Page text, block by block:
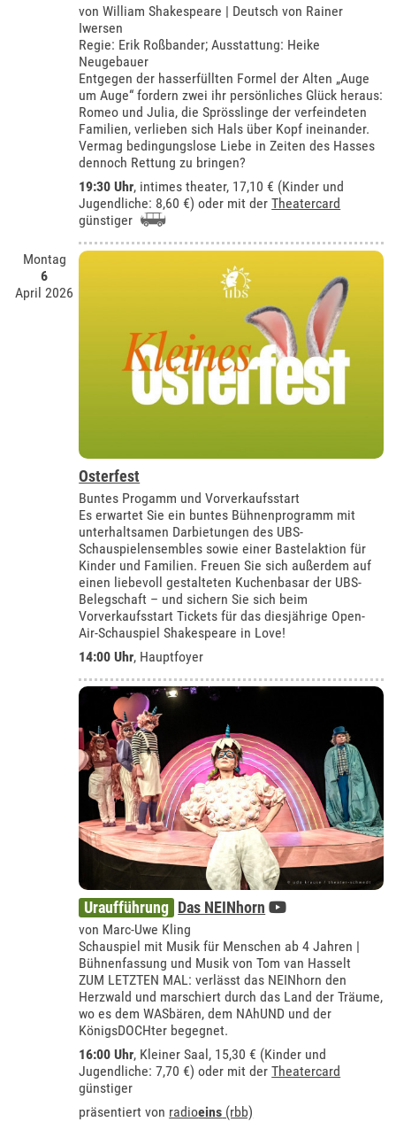
von William Shakespeare | Deutsch von Rainer
Iwersen
Regie: Erik Roßbander; Ausstattung: Heike
Neugebauer
Entgegen der hasserfüllten Formel der Alten „Auge
um Auge“ fordern zwei ihr persönliches Glück heraus:
Romeo und Julia, die Sprösslinge der verfeindeten
Familien, verlieben sich Hals über Kopf ineinander.
Vermag bedingungslose Liebe in Zeiten des Hasses
dennoch Rettung zu bringen?
19:30 Uhr, intimes theater, 17,10 € (Kinder und
Jugendliche: 8,60 €) oder mit derTheatercard
günstiger
Montag
6
April 2026
Osterfest
Buntes Progamm und Vorverkaufsstart
Es erwartet Sie ein buntes Bühnenprogramm mit
unterhaltsamen Darbietungen des UBS-
Schauspielensembles sowie einer Bastelaktion für
Kinder und Familien. Freuen Sie sich außerdem auf
einen liebevoll gestalteten Kuchenbasar der UBS-
Belegschaft – und sichern Sie sich beim
Vorverkaufsstart Tickets für das diesjährige Open-
Air-Schauspiel Shakespeare in Love!
14:00 Uhr, Hauptfoyer
Uraufführung Das NEINhorn
von Marc-Uwe Kling
Schauspiel mit Musik für Menschen ab 4 Jahren |
Bühnenfassung und Musik von Tom van Hasselt
ZUM LETZTEN MAL: verlässt das NEINhorn den
Herzwald und marschiert durch das Land der Träume,
wo es dem WASbären, dem NAhUND und der
KönigsDOCHter begegnet.
16:00 Uhr, Kleiner Saal, 15,30 € (Kinder und
Jugendliche: 7,70 €) oder mit derTheatercard
günstiger
präsentiert von radioeins (rbb)